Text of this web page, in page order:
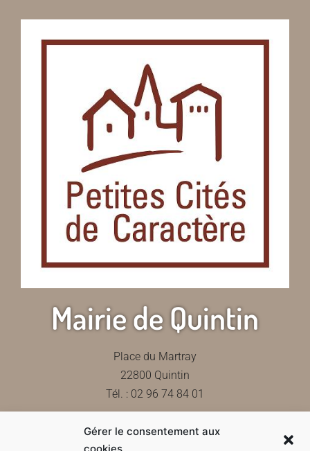
Gérer le consentement aux
Mairie de Quintin
Place du Martray
22800 Quintin
Tél. : 02 96 74 84 01
Contactez-nous